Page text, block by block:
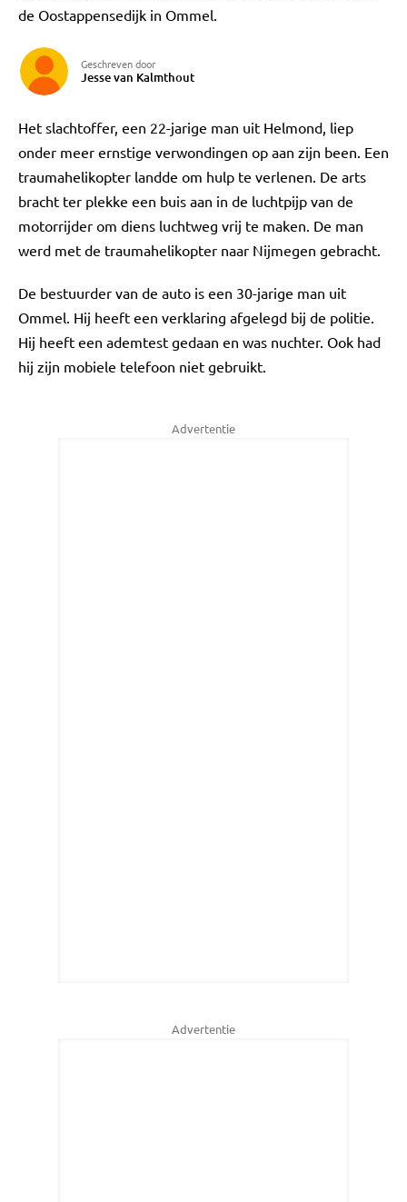
de Oostappensedijk in Ommel.
Geschreven door
Jesse van Kalmthout
Het slachtoffer, een 22-jarige man uit Helmond, liep
onder meer ernstige verwondingen op aan zijn been. Een
traumahelikopter landde om hulp te verlenen. De arts
bracht ter plekke een buis aan in de luchtpijp van de
motorrijder om diens luchtweg vrij te maken. De man
werd met de traumahelikopter naar Nijmegen gebracht.
De bestuurder van de auto is een 30-jarige man uit
Ommel. Hij heeft een verklaring afgelegd bij de politie.
Hij heeft een ademtest gedaan en was nuchter. Ook had
hij zijn mobiele telefoon niet gebruikt.
Advertentie
Advertentie